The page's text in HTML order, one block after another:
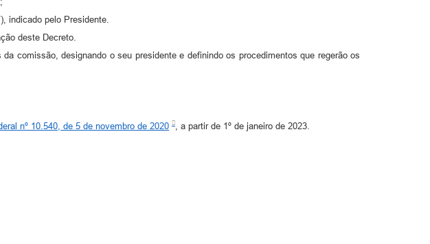
indicado pelo Presidente.
deste Decreto.
comissão, designando o seu presidente e definindo os procedimentos que regerão os
nº 10.540, de 5 de novembro de 2020 , a partir de 1º de janeiro de 2023.